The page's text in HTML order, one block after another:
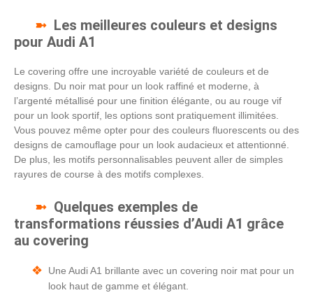
Les meilleures couleurs et designs
pour Audi A1
Le covering offre une incroyable variété de couleurs et de
designs. Du noir mat pour un look raffiné et moderne, à
l’argenté métallisé pour une finition élégante, ou au rouge vif
pour un look sportif, les options sont pratiquement illimitées.
Vous pouvez même opter pour des couleurs fluorescents ou des
designs de camouflage pour un look audacieux et attentionné.
De plus, les motifs personnalisables peuvent aller de simples
rayures de course à des motifs complexes.
Quelques exemples de
transformations réussies d’Audi A1 grâce
au covering
Une Audi A1 brillante avec un covering noir mat pour un
look haut de gamme et élégant.